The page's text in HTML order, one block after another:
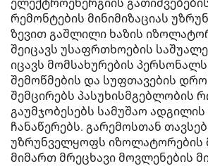
ელექტროენერგიის
რემონტების მინიმიზაციას
ზევით გაშლილი ხაზის
შეიცავს უსაფრთხოების
იცავს მომსახურების
შემოწმების და სუფთავების
შემცირებს პასუხისმგებლობის
გაუმჯობესებს სამუშაო
ჩანაწერებს. გარემოსთან
უზრუნველყოფს იზოლატორების
მიმართ მრეცხავი მოვლენების